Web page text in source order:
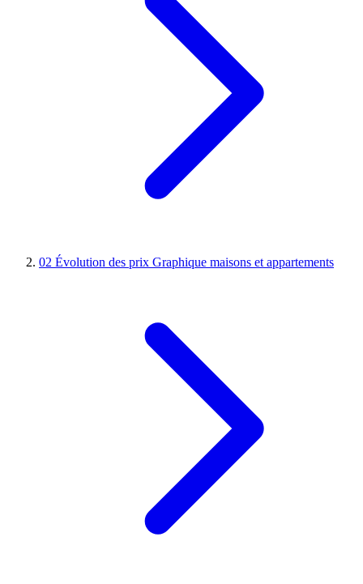
02 Évolution des prix Graphique maisons et appartements